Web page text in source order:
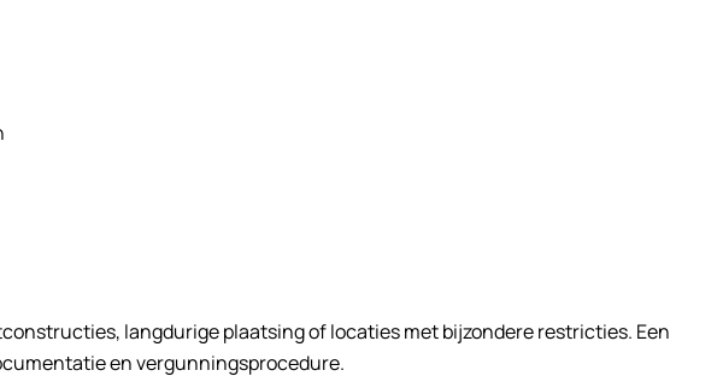
langdurige plaatsing of locaties met bijzondere restricties. Een
en vergunningsprocedure.